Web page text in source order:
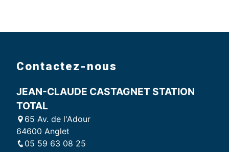
Contactez-nous
JEAN-CLAUDE CASTAGNET STATION
TOTAL
65 Av. de l'Adour
64600 Anglet
05 59 63 08 25